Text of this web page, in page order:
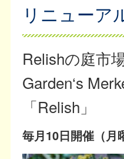
リニューア
Relishの庭市
Garden‘s
「Relish」
毎月10日開催（月